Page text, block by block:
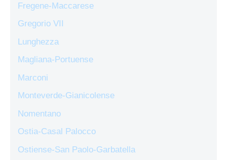
Fregene-Maccarese
Gregorio VII
Lunghezza
Magliana-Portuense
Marconi
Monteverde-Gianicolense
Nomentano
Ostia-Casal Palocco
Ostiense-San Paolo-Garbatella